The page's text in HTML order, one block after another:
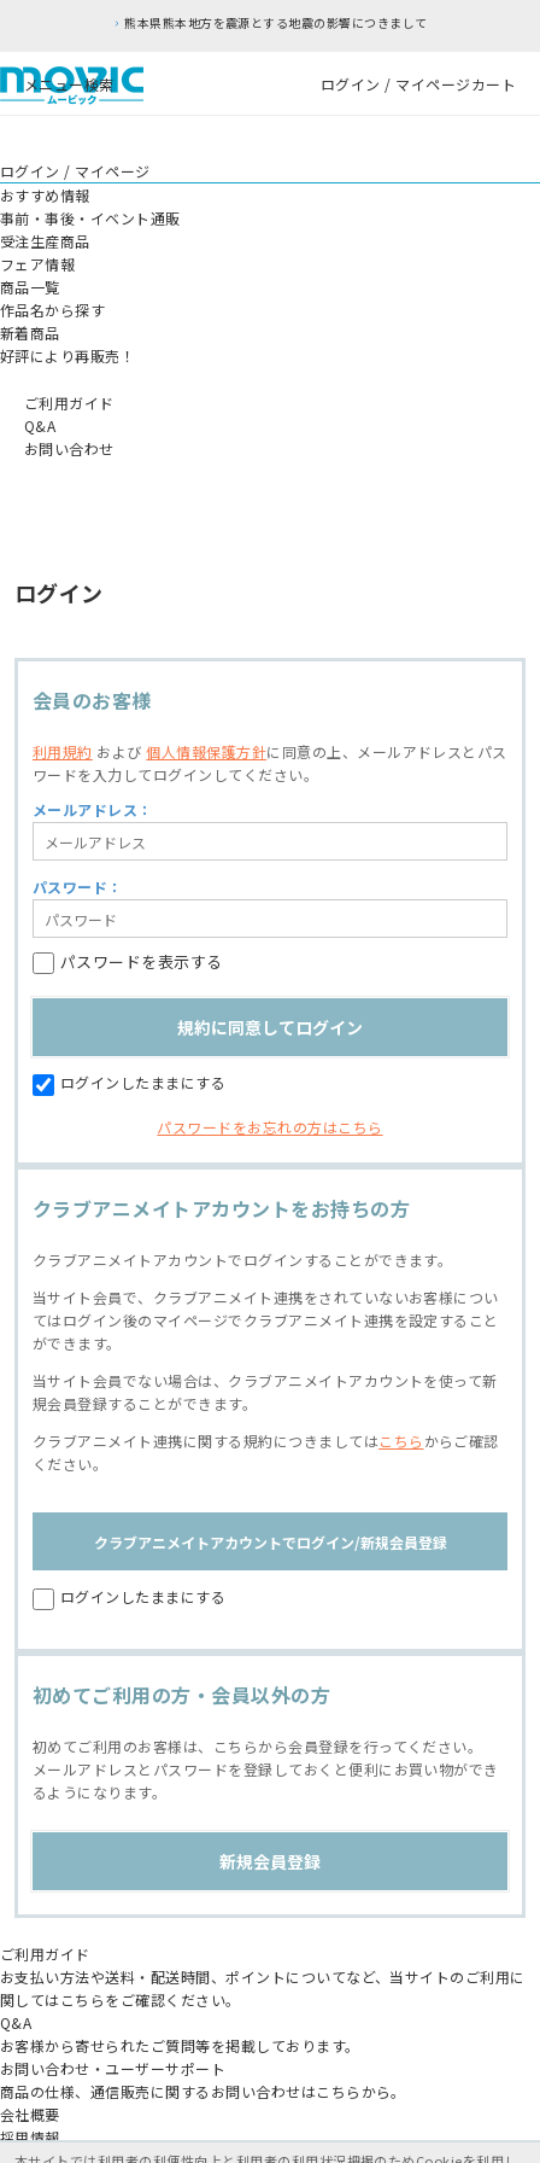
熊本県熊本地方を震源とする地震の影響につきまして
メニュー検索 ログイン / マイページカート
ログイン / マイページ
おすすめ情報
事前・事後・イベント通販
受注生産商品
フェア情報
商品一覧
作品名から探す
新着商品
好評により再販売！
ご利用ガイド
Q&A
お問い合わせ
ログイン
会員のお客様
利用規約 および個人情報保護方針に同意の上、
メールアドレスとパス
ワードを入力してログインしてください。
メールアドレス：
パスワード：
パスワードを表示する
ログインしたままにする
パスワードをお忘れの方はこちら
クラブアニメイトアカウントをお持ちの方
クラブアニメイトアカウントでログインすることができます。
当サイト会員で、クラブアニメイト連携をされていないお客様につい
てはログイン後のマイページでクラブアニメイト連携を設定すること
ができます。
当サイト会員でない場合は、クラブアニメイトアカウントを使って新
規会員登録することができます。
クラブアニメイト連携に関する規約につきましてはこちら からご確認
ください。
クラブアニメイトアカウントでログイン/新規会員登録
ログインしたままにする
初めてご利用の方・会員以外の方
初めてご利用のお客様は、こちらから会員登録を行ってください。
メールアドレスとパスワードを登録しておくと便利にお買い物ができ
るようになります。
ご利用ガイド
お支払い方法や送料・配送時間、ポイントについてなど、当サイトのご利用に
関してはこちらをご確認ください。
Q&A
お客様から寄せられたご質問等を掲載しております。
お問い合わせ・ユーザーサポート
商品の仕様、通信販売に関するお問い合わせはこちらから。
会社概要
採用情報